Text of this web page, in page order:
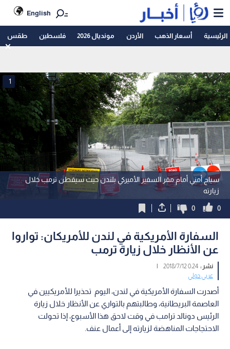
English
الرئيسية أسعار الذهب الأردن مونديال 2026 فلسطين طقس
سياج أمني أمام مقر السفير الأميركي بلندن حيث سيقطن ترمب خلال
زيارته
1
0
0
السفارة الأمريكية في لندن للأمريكان: تواروا
عن الأنظار خلال زيارة ترمب
نشر :0:24 2018/7/12
|
عربي دولي
أصدرت السفارة الأمريكية في لندن، اليوم تحذيرا للأمريكيين في
العاصمة البريطانية، وطالبتهم بالتواري عن الأنظار خلال زيارة
الرئيس دونالد ترامب في وقت لاحق هذا الأسبوع، إذا تحولت
الاحتجاجات المناهضة لزيارته إلى أعمال عنف.